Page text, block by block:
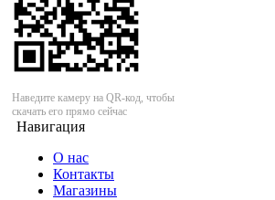
Наведите камеру на QR-код, чтобы
скачать его прямо сейчас
Навигация
О нас
Контакты
Магазины